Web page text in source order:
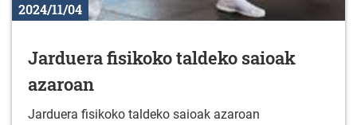
2024/11/04
Jarduera fisikoko taldeko saioak
azaroan
Jarduera fisikoko taldeko saioak azaroan